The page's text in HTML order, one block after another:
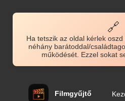
🔗
Ha tetszik az oldal kérlek oszd
néhány barátoddal/
működését. Ezzel sokat
Filmgyűjtő